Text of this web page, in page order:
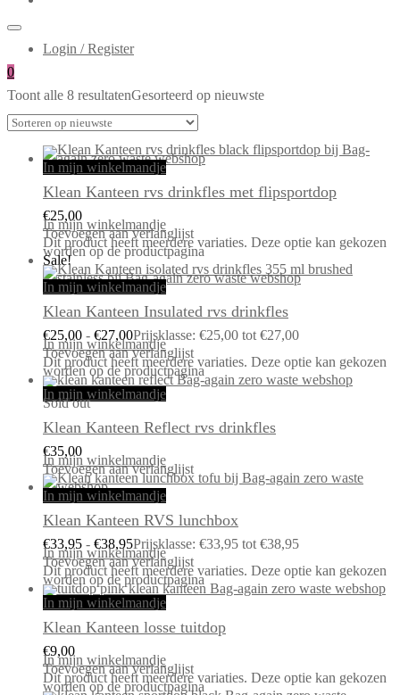
Login / Register
0
Toont alle 8 resultatenGesorteerd op nieuwste
In mijn winkelmandje
Klean Kanteen rvs drinkfles met flipsportdop
€25,00
In mijn winkelmandje
Toevoegen aan verlanglijst
Dit product heeft meerdere variaties. Deze optie kan gekozen
worden op de productpagina
Sale!
In mijn winkelmandje
Klean Kanteen Insulated rvs drinkfles
€25,00 - €27,00Prijsklasse: €25,00 tot €27,00
In mijn winkelmandje
Toevoegen aan verlanglijst
Dit product heeft meerdere variaties. Deze optie kan gekozen
worden op de productpagina
In mijn winkelmandje
Sold out
Klean Kanteen Reflect rvs drinkfles
€35,00
In mijn winkelmandje
Toevoegen aan verlanglijst
In mijn winkelmandje
Klean Kanteen RVS lunchbox
€33,95 - €38,95Prijsklasse: €33,95 tot €38,95
In mijn winkelmandje
Toevoegen aan verlanglijst
Dit product heeft meerdere variaties. Deze optie kan gekozen
worden op de productpagina
In mijn winkelmandje
Klean Kanteen losse tuitdop
€9,00
In mijn winkelmandje
Toevoegen aan verlanglijst
Dit product heeft meerdere variaties. Deze optie kan gekozen
worden op de productpagina